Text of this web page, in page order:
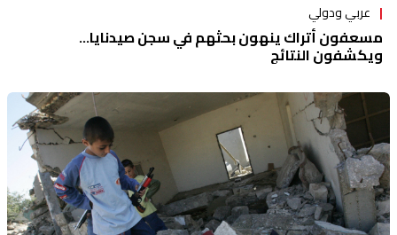
عربي ودولي
مسعفون أتراك ينهون بحثهم في سجن صيدنايا...
ويكشفون النتائج